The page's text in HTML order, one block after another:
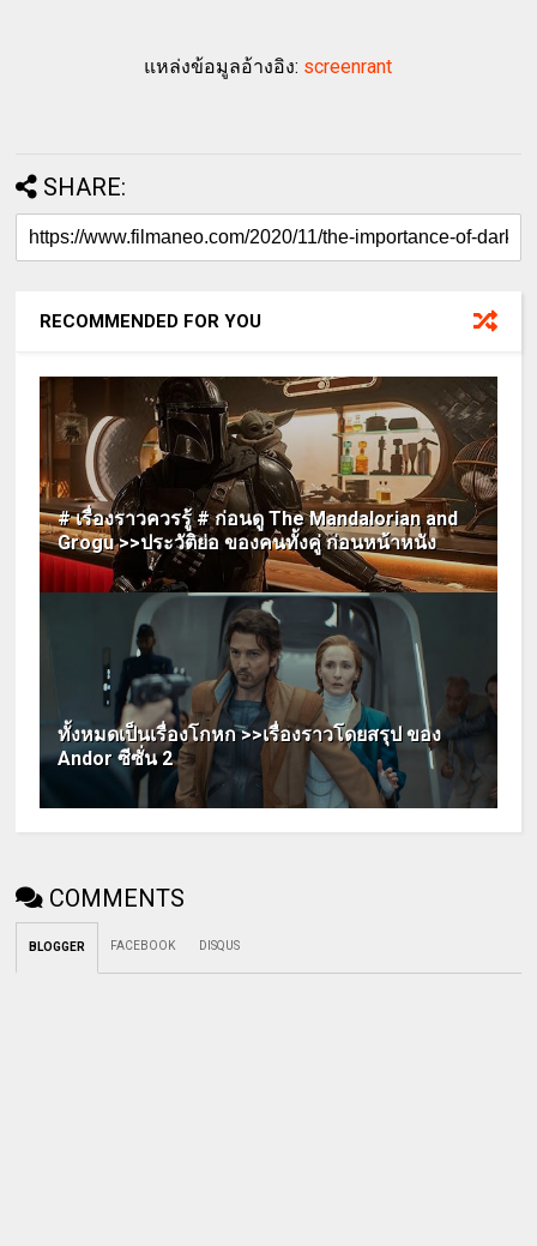
แหล่งข้อมูลอ้างอิง: screenrant
SHARE:
RECOMMENDED FOR YOU
# เรื่องราวควรรู้ # ก่อนดู The Mandalorian and
Grogu >>ประวัติย่อ ของคนทั้งคู่ ก่อนหน้าหนัง
ทั้งหมดเป็นเรื่องโกหก >>เรื่องราวโดยสรุป ของ
Andor ซีซั่น 2
COMMENTS
BLOGGER FACEBOOK DISQUS